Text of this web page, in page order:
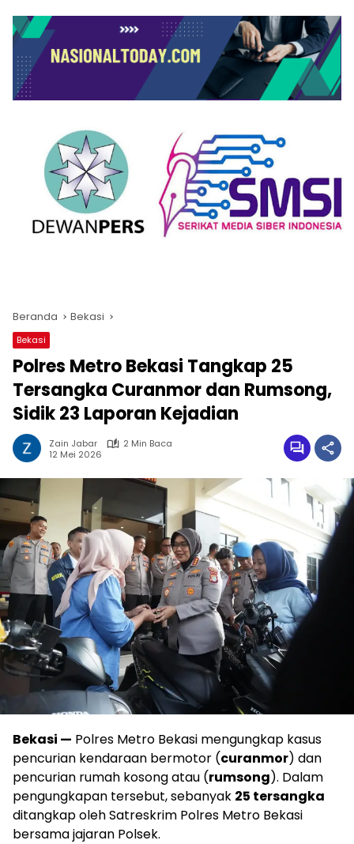
Beranda Bekasi
Bekasi
Polres Metro Bekasi Tangkap 25
Tersangka Curanmor dan Rumsong,
Sidik 23 Laporan Kejadian
Zain Jabar
2 Min Baca
12 Mei 2026
Bekasi — Polres Metro Bekasi mengungkap kasus
pencurian kendaraan bermotor (curanmor) dan
pencurian rumah kosong atau (rumsong). Dalam
pengungkapan tersebut, sebanyak 25 tersangka
ditangkap oleh Satreskrim Polres Metro Bekasi
bersama jajaran Polsek.